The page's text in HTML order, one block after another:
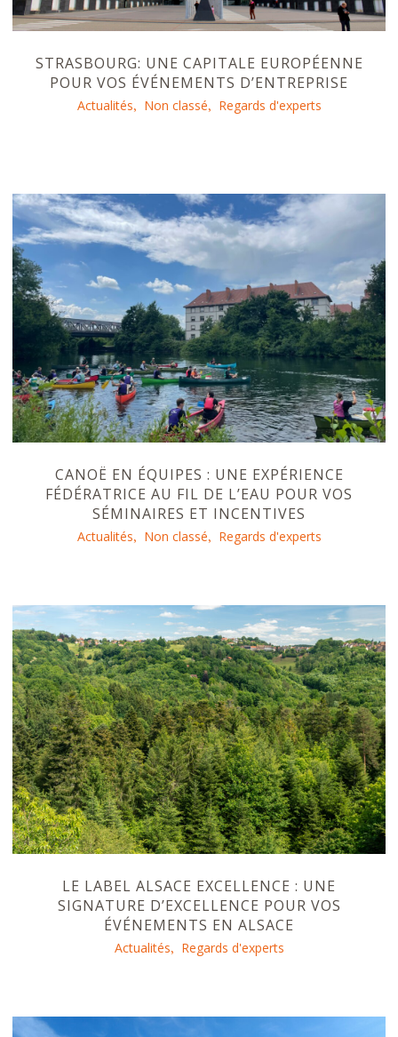
STRASBOURG: UNE CAPITALE EUROPÉENNE
POUR VOS ÉVÉNEMENTS D’ENTREPRISE
Actualités, Non classé, Regards d'experts
CANOË EN ÉQUIPES : UNE EXPÉRIENCE
FÉDÉRATRICE AU FIL DE L’EAU POUR VOS
SÉMINAIRES ET INCENTIVES
Actualités, Non classé, Regards d'experts
LE LABEL ALSACE EXCELLENCE : UNE
SIGNATURE D’EXCELLENCE POUR VOS
ÉVÉNEMENTS EN ALSACE
Actualités, Regards d'experts